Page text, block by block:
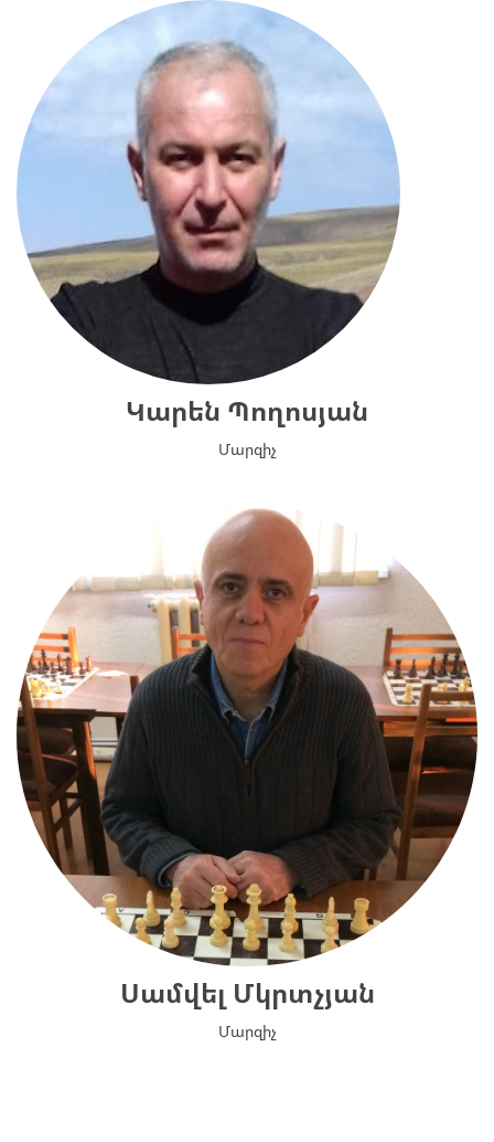
Կարեն Պողոսյան
Մարզիչ
Սամվել Մկրտչյան
Մարզիչ